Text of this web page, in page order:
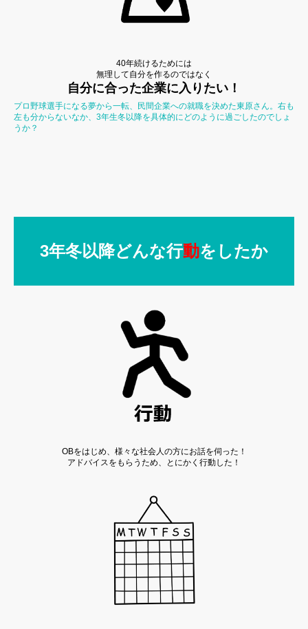
40年続けるためには
無理して自分を作るのではなく
自分に合った企業に入りたい！
プロ野球選手になる夢から一転、民間企業への就職を決めた東原さん。右も
左も分からないなか、3年生冬以降を具体的にどのように過ごしたのでしょ
うか？
3年冬以降どんな行動をしたか
OBをはじめ、様々な社会人の方にお話を伺った！
アドバイスをもらうため、とにかく行動した！